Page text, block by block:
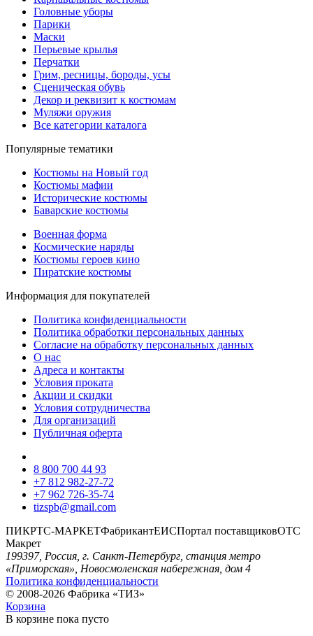
Головные уборы
Парики
Маски
Перьевые крылья
Перчатки
Грим, ресницы, бороды, усы
Сценическая обувь
Декор и реквизит к костюмам
Муляжи оружия
Все категории каталога
Популярные тематики
Костюмы на Новый год
Костюмы мафии
Исторические костюмы
Баварские костюмы
Военная форма
Космические наряды
Костюмы героев кино
Пиратские костюмы
Информация для покупателей
Политика конфиденциальности
Политика обработки персональных данных
Согласие на обработку персональных данных
О нас
Адреса и контакты
Условия проката
Акции и скидки
Условия сотрудничества
Для организаций
Публичная оферта
8 800 700 44 93
+7 812 982-27-72
+7 962 726-35-74
tizspb@gmail.com
ПИКРТС-МАРКЕТФабрикантЕИСПортал поставщиковОТС
Макрет
199397, Россия, г. Санкт-Петербург, станция метро
«Приморская», Новосмоленская набережная, дом 4
Политика конфиденциальности
© 2008-2026 Фабрика «ТИЗ»
Корзина
В корзине пока пусто